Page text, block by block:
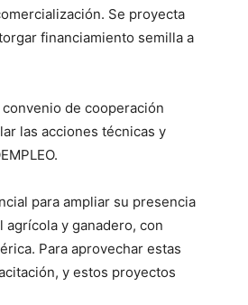
Se proyecta
financiamiento semilla a
de cooperación
las acciones técnicas y
para ampliar su presencia
agrícola y ganadero, con
Para aprovechar estas
y estos proyectos